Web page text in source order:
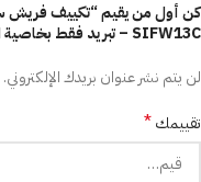
SIFW13C – تبريد فقط بخاصية البلازما”
لن يتم نشر عنوان بريدك الإلكتروني.
تقييمك*